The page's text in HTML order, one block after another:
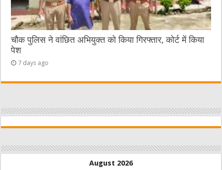
चौक पुलिस ने वांछित अभियुक्त को किया गिरफ्तार, कोर्ट में किया
पेश
7 days ago
August 2026